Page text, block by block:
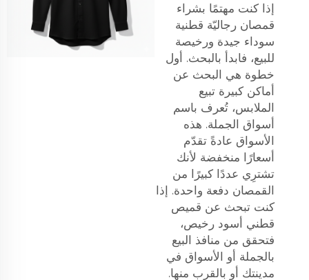
إذا كنت مهتمًا بشراء
قمصان رجاليّة قطنية
سوداء جيدة ورخيصة
للبيع، فابدأ بالبحث. أول
خطوة هي البحث عن
أماكن كبيرة تبيع
الملابس، تُعرف باسم
أسواق الجملة. هذه
الأسواق عادةً تقدّم
أسعارًا منخفضة لأنك
تشترِي عددًا كبيرًا من
القمصان دفعة واحدة. إذا
كنت تبحث عن قميص
قطني أسود رخيص،
فتحقق من منافذ البيع
بالجملة أو الأسواق في
مدينتك أو بالقرب منها.